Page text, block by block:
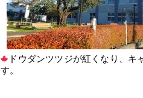
ドウダンツツジが紅くなり、
す。